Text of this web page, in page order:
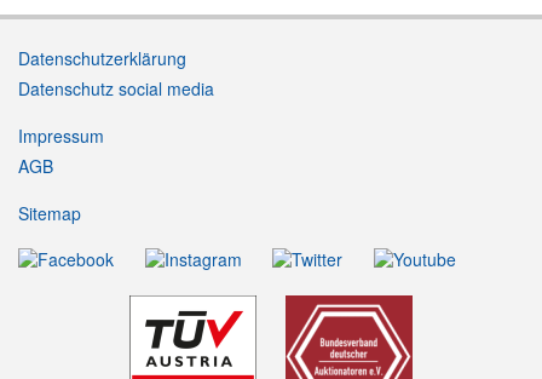
Datenschutzerklärung
Datenschutz social media
Impressum
AGB
Sitemap